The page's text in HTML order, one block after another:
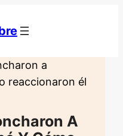
a
reaccionaron él
A